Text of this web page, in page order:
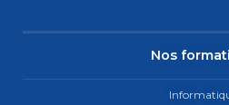
Nos